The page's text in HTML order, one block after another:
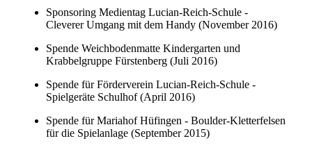
Sponsoring Medientag Lucian-Reich-Schule -
Cleverer Umgang mit dem Handy (November 2016)
Spende Weichbodenmatte Kindergarten und
Krabbelgruppe Fürstenberg (Juli 2016)
Spende für Förderverein Lucian-Reich-Schule -
Spielgeräte Schulhof (April 2016)
Spende für Mariahof Hüfingen - Boulder-Kletterfelsen
für die Spielanlage (September 2015)